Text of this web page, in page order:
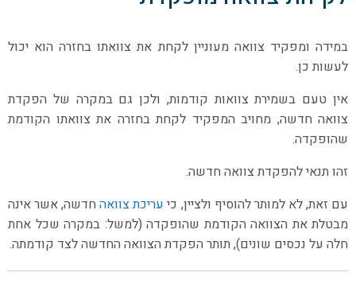
במידה ומפקיד צוואה מעוניין לקחת את צוואתו בחזרה הוא יכול
לעשות כן.
אין טעם בשמירת צוואות קודמות, ולכן גם במקרה של הפקדת
צוואה חדשה, מחויב המפקיד לקחת בחזרה את צוואתו הקודמת
שהופקדה.
זהו תנאי להפקדת צוואה חדשה.
עם זאת, לא למותר להוסיף ולציין, כי עריכת צוואהחדשה, אשר אינה
מבטלת את הצוואה הקודמת שהופקדה (למשל: במקרה שכל אחת
חלה על נכסים שונים), תותר הפקדת הצוואה החדשה לצד קודמתה.